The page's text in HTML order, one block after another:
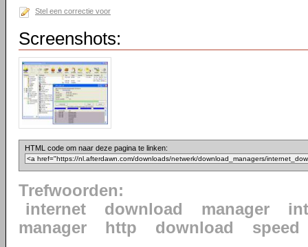
Stel een correctie voor
Screenshots:
HTML code om naar deze pagina te linken:
Trefwoorden:
internet
download manager
manager
http download speed